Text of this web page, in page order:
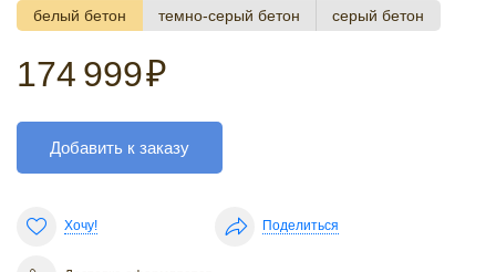
белый бетон темно-серый бетон серый бетон
174 999₽
Добавить к заказу
Хочу! Поделиться